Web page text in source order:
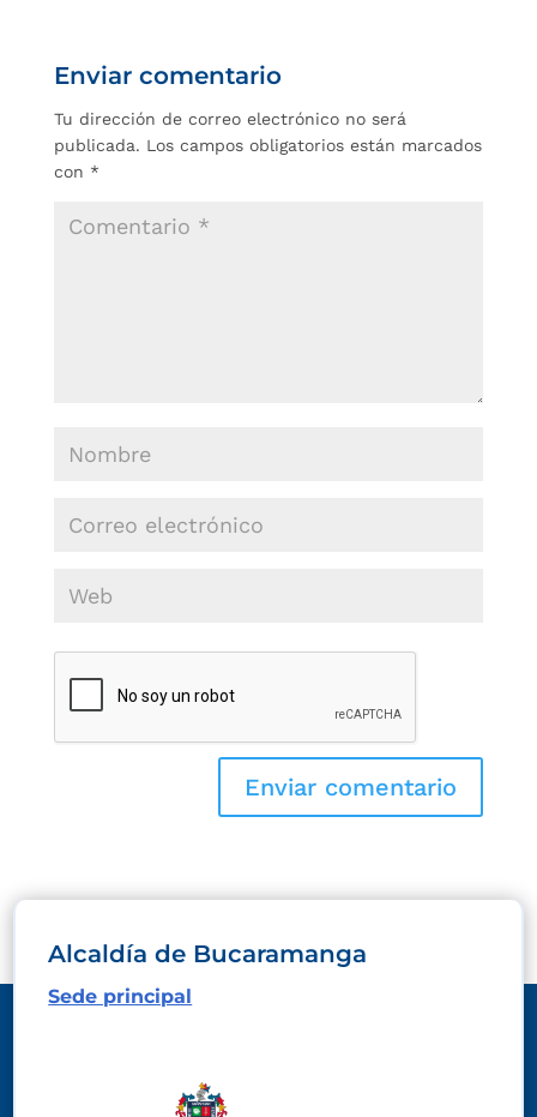
Enviar comentario
Tu dirección de correo electrónico no será
publicada. Los campos obligatorios están marcados
con *
Alcaldía de Bucaramanga
Sede principal